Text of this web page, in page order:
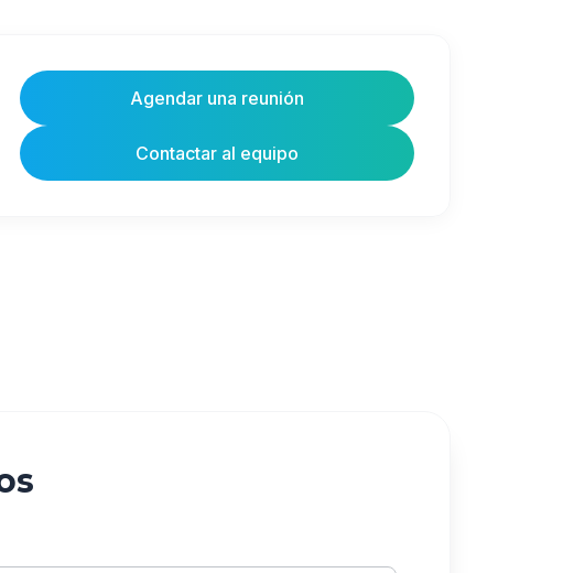
Agendar una reunión
Contactar al equipo